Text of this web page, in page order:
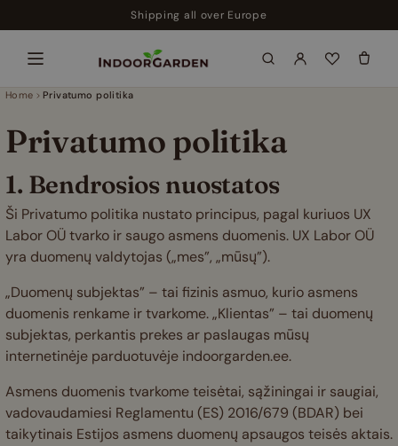
to
content
Shipping all over Europe
Home Privatumo politika
Privatumo politika
1. Bendrosios nuostatos
Ši Privatumo politika nustato principus, pagal kuriuos UX
Labor OÜ tvarko ir saugo asmens duomenis. UX Labor OÜ
yra duomenų valdytojas („mes”, „mūsų”).
„Duomenų subjektas” – tai fizinis asmuo, kurio asmens
duomenis renkame ir tvarkome. „Klientas” – tai duomenų
subjektas, perkantis prekes ar paslaugas mūsų
internetinėje parduotuvėje indoorgarden.ee.
Asmens duomenis tvarkome teisėtai, sąžiningai ir saugiai,
vadovaudamiesi Reglamentu (ES) 2016/679 (BDAR) bei
taikytinais Estijos asmens duomenų apsaugos teisės aktais.